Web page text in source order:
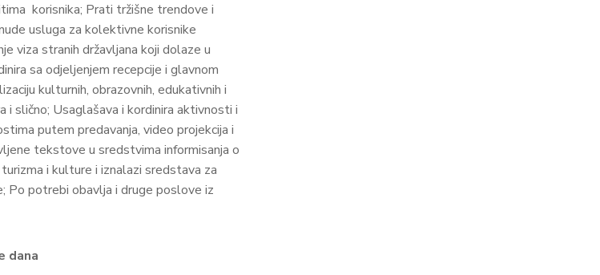
korisnika; Prati tržišne trendove i
usluga za kolektivne korisnike
viza stranih državljana koji dolaze u
sa odjeljenjem recepcije i glavnom
kulturnih, obrazovnih, edukativnih i
i slično; Usaglašava i kordinira aktivnosti i
putem predavanja, video projekcija i
tekstove u sredstvima informisanja o
i kulture i iznalazi sredstava za
Po potrebi obavlja i druge poslove iz
dana